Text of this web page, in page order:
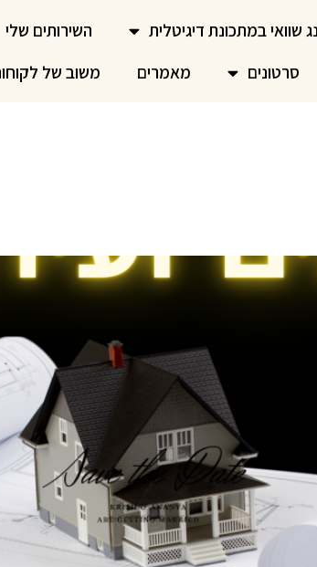
שוואי במתכונת דיגיטלית השירותים שלי
סרטונים מאמרים משוב של